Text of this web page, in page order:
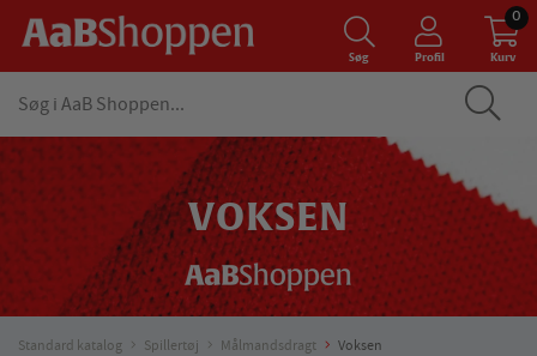
Søg Profil Kurv
0
VOKSEN
Standard katalog Spillertøj Målmandsdragt Voksen